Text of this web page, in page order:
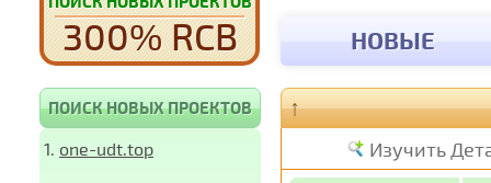
300% RCB НОВЫЕ
ПОИСК НОВЫХ ПРОЕКТОВ
1. one-udt.top
↑
Изучить